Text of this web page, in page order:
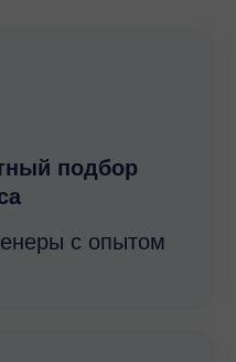
подбор
с опытом